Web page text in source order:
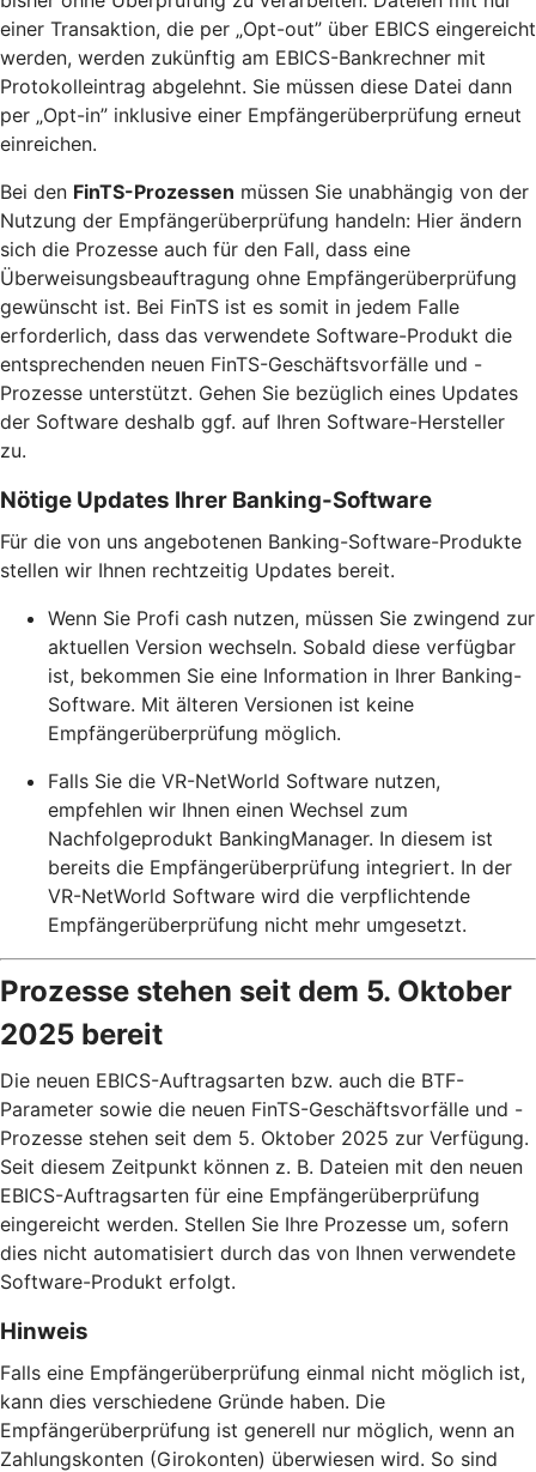
einer Transaktion, die per „Opt-out” über EBICS eingereicht
werden, werden zukünftig am EBICS-Bankrechner mit
Protokolleintrag abgelehnt. Sie müssen diese Datei dann
per „Opt-in” inklusive einer Empfängerüberprüfung erneut
einreichen.
Bei den FinTS-Prozessen müssen Sie unabhängig von der
Nutzung der Empfängerüberprüfung handeln: Hier ändern
sich die Prozesse auch für den Fall, dass eine
Überweisungsbeauftragung ohne Empfängerüberprüfung
gewünscht ist. Bei FinTS ist es somit in jedem Falle
erforderlich, dass das verwendete Software-Produkt die
entsprechenden neuen FinTS-Geschäftsvorfälle und -
Prozesse unterstützt. Gehen Sie bezüglich eines Updates
der Software deshalb ggf. auf Ihren Software-Hersteller
zu.
Nötige Updates Ihrer Banking-Software
Für die von uns angebotenen Banking-Software-Produkte
stellen wir Ihnen rechtzeitig Updates bereit.
Wenn Sie Profi cash nutzen, müssen Sie zwingend zur
aktuellen Version wechseln. Sobald diese verfügbar
ist, bekommen Sie eine Information in Ihrer Banking-
Software. Mit älteren Versionen ist keine
Empfängerüberprüfung möglich.
Falls Sie die VR-NetWorld Software nutzen,
empfehlen wir Ihnen einen Wechsel zum
Nachfolgeprodukt BankingManager. In diesem ist
bereits die Empfängerüberprüfung integriert. In der
VR-NetWorld Software wird die verpflichtende
Empfängerüberprüfung nicht mehr umgesetzt.
Prozesse stehen seit dem 5. Oktober
2025 bereit
Die neuen EBICS-Auftragsarten bzw. auch die BTF-
Parameter sowie die neuen FinTS-Geschäftsvorfälle und -
Prozesse stehen seit dem 5. Oktober 2025 zur Verfügung.
Seit diesem Zeitpunkt können z. B. Dateien mit den neuen
EBICS-Auftragsarten für eine Empfängerüberprüfung
eingereicht werden. Stellen Sie Ihre Prozesse um, sofern
dies nicht automatisiert durch das von Ihnen verwendete
Software-Produkt erfolgt.
Hinweis
Falls eine Empfängerüberprüfung einmal nicht möglich ist,
kann dies verschiedene Gründe haben. Die
Empfängerüberprüfung ist generell nur möglich, wenn an
Zahlungskonten (Girokonten) überwiesen wird. So sind